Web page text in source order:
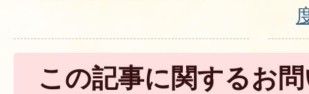
この記事に関するお